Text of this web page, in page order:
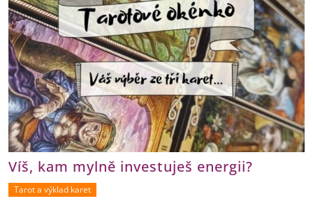
Víš, kam mylně investuješ energii?
Tarot a výklad karet